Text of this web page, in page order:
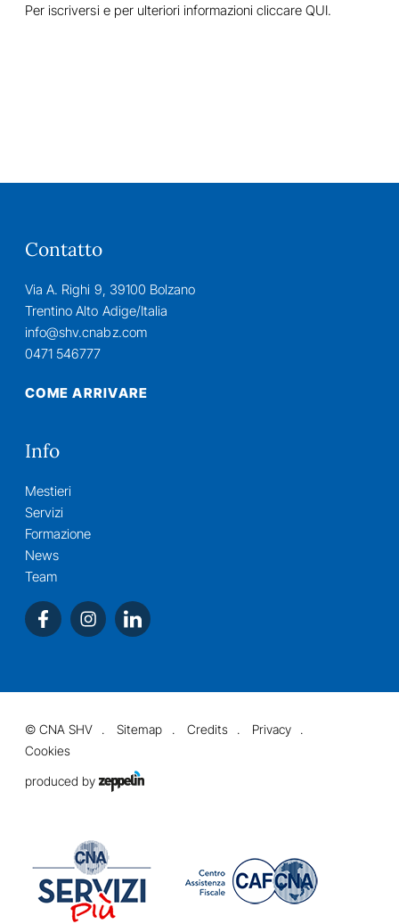
Per iscriversi e per ulteriori informazioni cliccareQUI.
Contatto
Via A. Righi 9, 39100 Bolzano
Trentino Alto Adige/Italia
info@shv.cnabz.com
0471 546777
COME ARRIVARE
Info
Mestieri
Servizi
Formazione
News
Team
©CNA SHV Sitemap Credits
Privacy
Cookies
produced by